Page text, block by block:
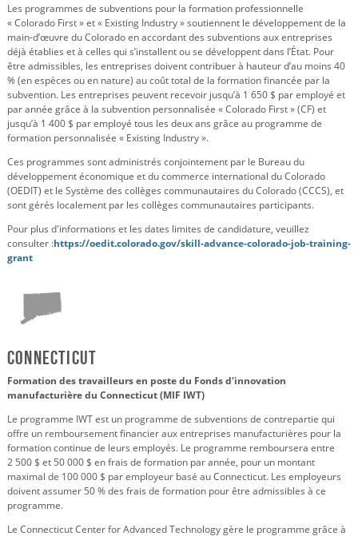
Les programmes de subventions pour la formation professionnelle
« Colorado First » et « Existing Industry » soutiennent le développement de la
main-d’œuvre du Colorado en accordant des subventions aux entreprises
déjà établies et à celles qui s’installent ou se développent dans l’État. Pour
être admissibles, les entreprises doivent contribuer à hauteur d’au moins 40
% (en espèces ou en nature) au coût total de la formation financée par la
subvention. Les entreprises peuvent recevoir jusqu’à 1 650 $ par employé et
par année grâce à la subvention personnalisée « Colorado First » (CF) et
jusqu’à 1 400 $ par employé tous les deux ans grâce au programme de
formation personnalisée « Existing Industry ».
Ces programmes sont administrés conjointement par le Bureau du
développement économique et du commerce international du Colorado
(OEDIT) et le Système des collèges communautaires du Colorado (CCCS), et
sont gérés localement par les collèges communautaires participants.
Pour plus d'informations et les dates limites de candidature, veuillez
consulter :https://oedit.colorado.gov/skill-advance-colorado-job-training-
grant
Connecticut
Formation des travailleurs en poste du Fonds d'innovation
manufacturière du Connecticut (MIF IWT)
Le programme IWT est un programme de subventions de contrepartie qui
offre un remboursement financier aux entreprises manufacturières pour la
formation continue de leurs employés. Le programme remboursera entre
2 500 $ et 50 000 $ en frais de formation par année, pour un montant
maximal de 100 000 $ par employeur basé au Connecticut. Les employeurs
doivent assumer 50 % des frais de formation pour être admissibles à ce
programme.
Le Connecticut Center for Advanced Technology gère le programme grâce à